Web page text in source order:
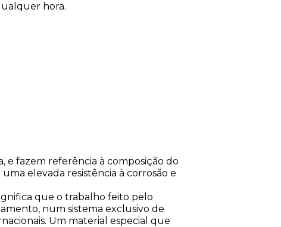
hora.
e fazem referência à composição do
elevada resistência à corrosão e
que o trabalho feito pelo
num sistema exclusivo de
Um material especial que